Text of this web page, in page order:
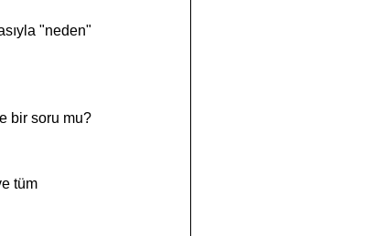
bir soru mu?